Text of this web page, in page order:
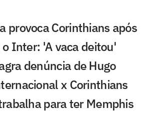
provoca Corinthians após
Inter: 'A vaca deitou'
denúncia de Hugo
x Corinthians
para ter Memphis